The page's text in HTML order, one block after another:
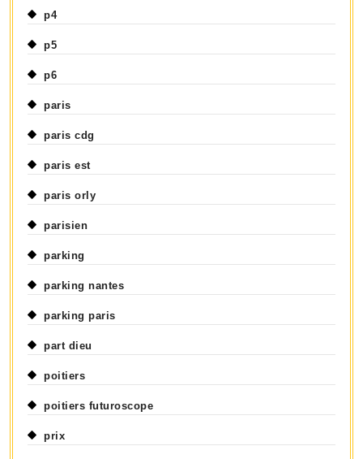
p4
p5
p6
paris
paris cdg
paris est
paris orly
parisien
parking
parking nantes
parking paris
part dieu
poitiers
poitiers futuroscope
prix